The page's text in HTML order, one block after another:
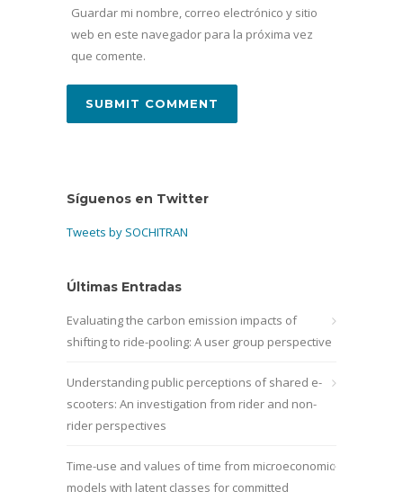
Guardar mi nombre, correo electrónico y sitio
web en este navegador para la próxima vez
que comente.
Síguenos en Twitter
Tweets by SOCHITRAN
Últimas Entradas
Evaluating the carbon emission impacts of
shifting to ride-pooling: A user group perspective
Understanding public perceptions of shared e-
scooters: An investigation from rider and non-
rider perspectives
Time-use and values of time from microeconomic
models with latent classes for committed